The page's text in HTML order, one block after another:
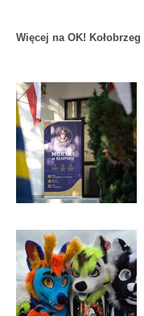
Więcej na OK! Kołobrzeg